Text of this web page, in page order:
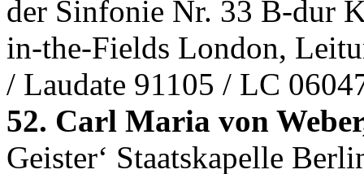
der Sinfonie Nr. 33 B-dur
in-the-Fields London,
/ Laudate 91105 / LC
52. Carl Maria von
Geister‘ Staatskapelle